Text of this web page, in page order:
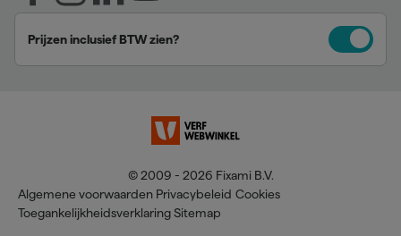
Prijzen inclusief BTW zien?
© 2009 - 2026 Fixami B.V.
Algemene voorwaarden Privacybeleid Cookies
Toegankelijkheidsverklaring Sitemap